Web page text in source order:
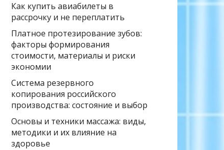
Как купить авиабилеты в
рассрочку и не переплатить
Платное протезирование зубов:
факторы формирования
стоимости, материалы и риски
экономии
Система резервного
копирования российского
производства: состояние и выбор
Основы и техники массажа: виды,
методики и их влияние на
здоровье